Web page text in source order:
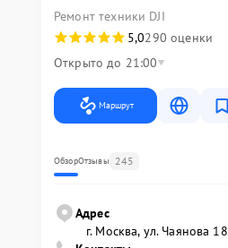
Ремонт техники DJI
5,0290 оценки
Открыто до 21:00
Маршрут
ОбзорОтзывы 245
Адрес
г. Москва, ул. Чаянова 18